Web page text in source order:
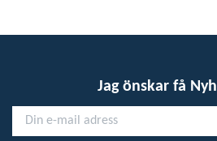
Jag önskar få